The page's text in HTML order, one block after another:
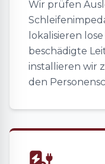
Wir prüfen
lokalisieren
beschädigte
installieren wir
den